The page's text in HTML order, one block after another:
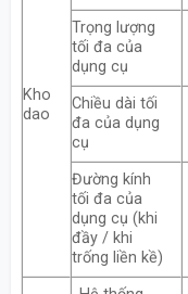
Kho
dao
Trọng lượng
tối đa của
dụng cụ
Chiều dài tối
đa của dụng
cụ
Đường kính
tối đa của
dụng cụ (khi
đầy / khi
trống liền kề)